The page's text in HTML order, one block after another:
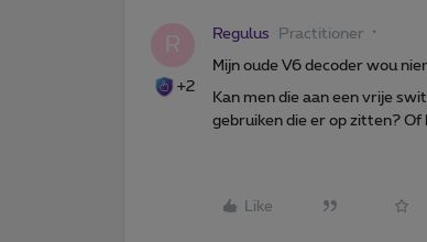
R
+2
Regulus Practitioner
Mijn oude V6 decoder wou
Kan men die aan een vrije
gebruiken die er op zitten?
Like